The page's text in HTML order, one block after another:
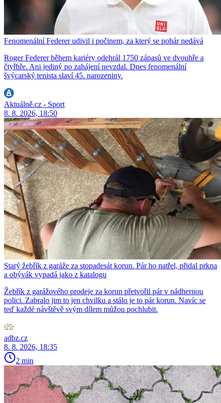
Fenomenální Federer udivil i počinem, za který se pohár nedává
Roger Federer během kariéry odehrál 1750 zápasů ve dvouhře a
čtyřhře. Ani jediný po zahájení nevzdal. Dnes fenomenální
švýcarský tenista slaví 45. narozeniny.
Aktuálně.cz - Sport
8. 8. 2026, 18:50
Starý žebřík z garáže za stopadesát korun. Pár ho natřel, přidal prkna
a obývák vypadá jako z katalogu
Žebřík z garážového prodeje za korun přetvořil pár v nádhernou
polici. Zabralo jim to jen chvilku a stálo je to pár korun. Navíc se
teď každé návštěvě svým dílem můžou pochlubit.
adbz.cz
8. 8. 2026, 18:35
2 min